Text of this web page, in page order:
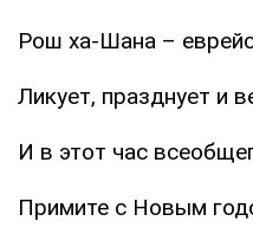
Рош ха-Шана –
Ликует, празднует и
И в этот час
Примите с Новым